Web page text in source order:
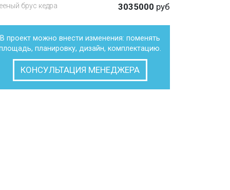
брус кедра 3035000 руб
В проект можно внести изменения: поменять
планировку, дизайн, комплектацию.
КОНСУЛЬТАЦИЯ МЕНЕДЖЕРА